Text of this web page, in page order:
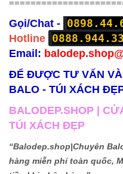
Gọi/Chat -
Hotline
Email:
ĐỂ ĐƯỢC TƯ VẤN
BALO - TÚI XÁCH
BALODEP.SHOP |
TÚI XÁCH ĐẸP
“Balodep.shop|Chuyên
hàng miễn phí toàn quốc,